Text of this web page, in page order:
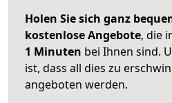
Holen Sie sich ganz
kostenlose Angebote, die
1 Minuten bei Ihnen sind.
ist, dass all dies zu
angeboten werden.